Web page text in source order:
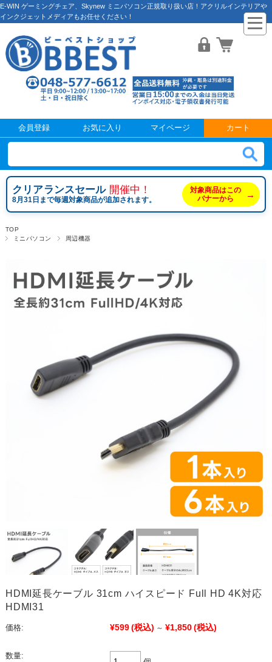
E-WIN ゲーミングチェア、Skynew ミニパソコン正規取り扱い店！アクリルインテリアや
インクジェットメディアもお任せください！
会員登録 お気に入り マイページ カート
クリアランスセール 開催中！
8月31日まで毎週対象商品が追加されます。
対象商品はこの
バナーから
→
TOP
ミニパソコン
周辺機器
HDMI延長ケーブル 31cm ハイスピード Full HD 4K対応
HDMI31
価格: ¥599(税込) ～ ¥1,850(税込)
数量: